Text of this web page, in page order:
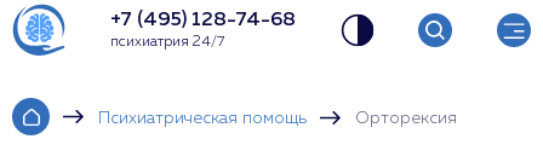
+7 (495) 128-74-68
психиатрия 24/7
Психиатрическая помощь Орторексия